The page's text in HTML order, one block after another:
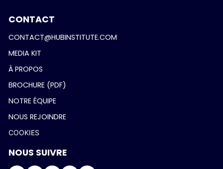
CONTACT
CONTACT@HUBINSTITUTE.COM
MEDIA KIT
À PROPOS
BROCHURE (PDF)
NOTRE ÉQUIPE
NOUS REJOINDRE
COOKIES
NOUS SUIVRE